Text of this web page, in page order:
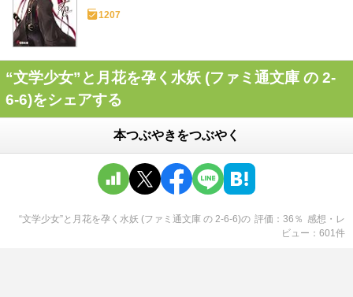
1207
“文学少女”と月花を孕く水妖 (ファミ通文庫 の 2-
6-6)をシェアする
本つぶやきをつぶやく
“文学少女”と月花を孕く水妖 (ファミ通文庫 の 2-6-6)の 評価 36 ％ 感想・レ
ビュー
601 件